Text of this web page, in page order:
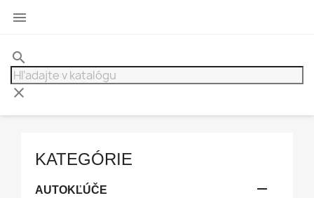

search
clear
KATEGÓRIE
AUTOKĽÚČE 